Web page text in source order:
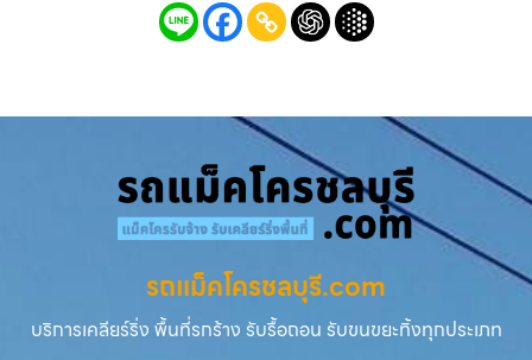
รถแม็คโครชลบุรี.com
บริการเคลียร์ริ่ง พื้นที่รกร้าง รับรื้อถอน รับขนขยะทิ้งทุกประเภท